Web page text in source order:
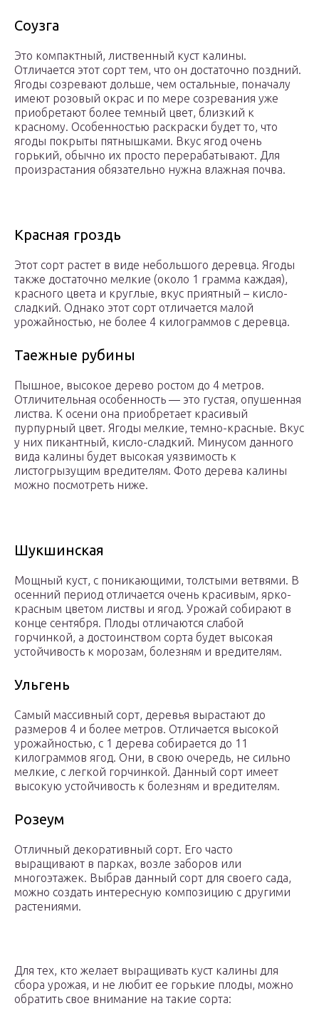
Соузга
Это компактный, лиственный куст калины.
Отличается этот сорт тем, что он достаточно поздний.
Ягоды созревают дольше, чем остальные, поначалу
имеют розовый окрас и по мере созревания уже
приобретают более темный цвет, близкий к
красному. Особенностью раскраски будет то, что
ягоды покрыты пятнышками. Вкус ягод очень
горький, обычно их просто перерабатывают. Для
произрастания обязательно нужна влажная почва.
Красная гроздь
Этот сорт растет в виде небольшого деревца. Ягоды
также достаточно мелкие (около 1 грамма каждая),
красного цвета и круглые, вкус приятный – кисло-
сладкий. Однако этот сорт отличается малой
урожайностью, не более 4 килограммов с деревца.
Таежные рубины
Пышное, высокое дерево ростом до 4 метров.
Отличительная особенность — это густая, опушенная
листва. К осени она приобретает красивый
пурпурный цвет. Ягоды мелкие, темно-красные. Вкус
у них пикантный, кисло-сладкий. Минусом данного
вида калины будет высокая уязвимость к
листогрызущим вредителям. Фото дерева калины
можно посмотреть ниже.
Шукшинская
Мощный куст, с поникающими, толстыми ветвями. В
осенний период отличается очень красивым, ярко-
красным цветом листвы и ягод. Урожай собирают в
конце сентября. Плоды отличаются слабой
горчинкой, а достоинством сорта будет высокая
устойчивость к морозам, болезням и вредителям.
Ульгень
Самый массивный сорт, деревья вырастают до
размеров 4 и более метров. Отличается высокой
урожайностью, с 1 дерева собирается до 11
килограммов ягод. Они, в свою очередь, не сильно
мелкие, с легкой горчинкой. Данный сорт имеет
высокую устойчивость к болезням и вредителям.
Розеум
Отличный декоративный сорт. Его часто
выращивают в парках, возле заборов или
многоэтажек. Выбрав данный сорт для своего сада,
можно создать интересную композицию с другими
растениями.
Для тех, кто желает выращивать куст калины для
сбора урожая, и не любит ее горькие плоды, можно
обратить свое внимание на такие сорта: